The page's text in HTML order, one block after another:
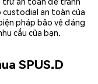
an toàn của
pháp bảo vệ đáng
cầu của bạn.
SPUS.D